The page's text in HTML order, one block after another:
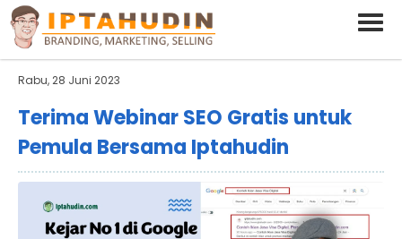
BARAND ANDA
Deskripsi Singkat Saja
Rabu, 28 Juni 2023
Terima Webinar SEO Gratis untuk
Pemula Bersama Iptahudin